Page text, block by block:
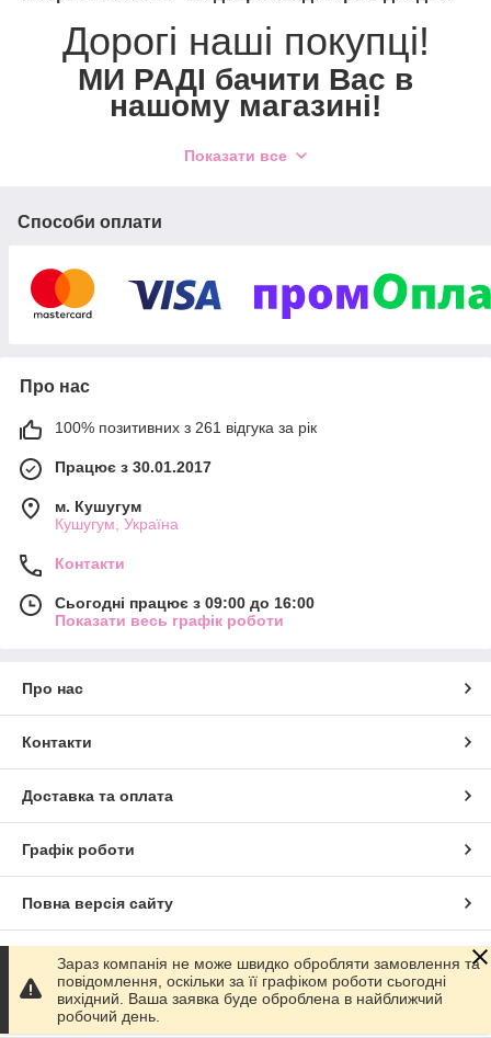
Дорогi нашi покупцi!
МИ РАДI бачити Вас в
нашому магазинi!
протягом 2-3 рабочих днiв пiсля оплати
Показати все
Способи оплати
Про нас
100% позитивних з 261 відгука за рік
Працює з 30.01.2017
м. Кушугум
Кушугум, Україна
Контакти
Сьогодні працює з 09:00 до 16:00
Показати весь графік роботи
Про нас
Контакти
Доставка та оплата
Графік роботи
Повна версія сайту
Сайт створено на маркетплейсі Prom.ua
Політика конфіденційності
Зараз компанія не може швидко обробляти замовлення та
повідомлення, оскільки за її графіком роботи сьогодні
вихідний. Ваша заявка буде оброблена в найближчий
робочий день.